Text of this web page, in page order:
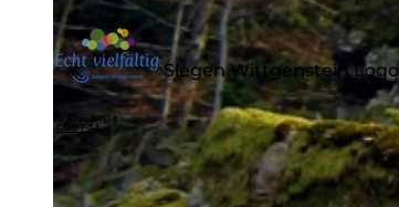
© Volker Walther |CC-BY-SA
© Kreis SiWi |
CC-BY-SA
Siegen Wittgenstein Logo